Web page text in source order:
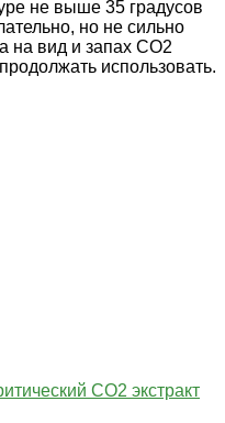
не выше 35 градусов
но не сильно
на вид и запах СО2
использовать.
СО2 экстракт